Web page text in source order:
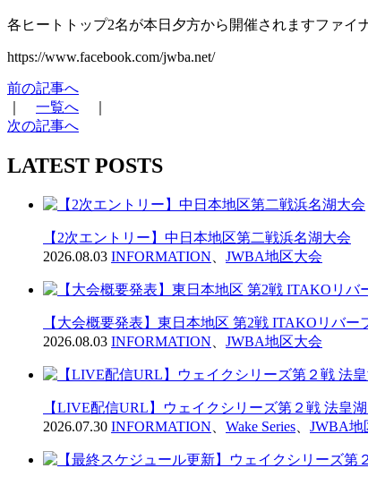
各ヒートトップ2名が本日夕方から開催されますファイ
https://www.facebook.com/jwba.net/
前の記事へ
一覧へ
次の記事へ
LATEST POSTS
【2次エントリー】中日本地区第二戦浜名湖大会
2026.08.03 INFORMATION JWBA地区大会
【大会概要発表】東日本地区 第2戦 ITAKOリバー
2026.08.03 INFORMATION JWBA地区大会
【LIVE配信URL】ウェイクシリーズ第２戦 法皇
2026.07.30 INFORMATION Wake Series JWBA地